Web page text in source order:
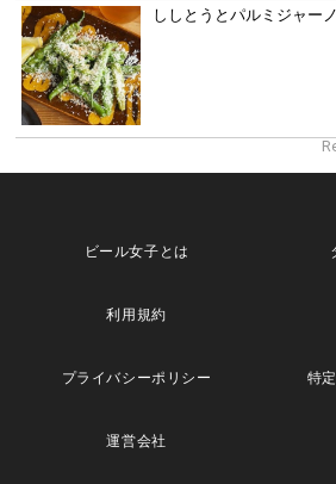
ししとうとパルミジャー
ビール女子とは
利用規約
プライバシーポリシー 特
運営会社